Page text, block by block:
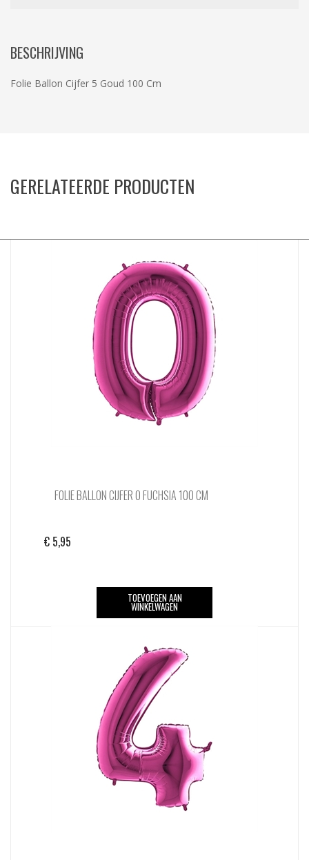
BESCHRIJVING
Folie Ballon Cijfer 5 Goud 100 Cm
GERELATEERDE PRODUCTEN
FOLIE BALLON CIJFER 0 FUCHSIA 100 CM
€ 5,95
TOEVOEGEN AAN
WINKELWAGEN